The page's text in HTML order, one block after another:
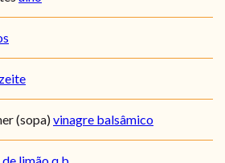
(sopa)vinagre balsâmico